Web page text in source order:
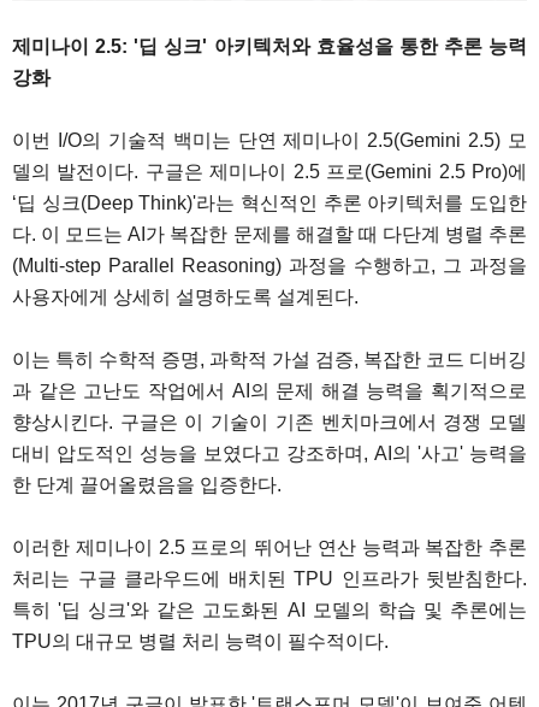
제미나이 2.5: '딥 싱크' 아키텍처와 효율성을 통한 추론 능력
강화
이번 I/O의 기술적 백미는 단연 제미나이 2.5(Gemini 2.5) 모
델의 발전이다. 구글은 제미나이 2.5 프로(Gemini 2.5 Pro)에
‘딥 싱크(Deep Think)'라는 혁신적인 추론 아키텍처를 도입한
다. 이 모드는 AI가 복잡한 문제를 해결할 때 다단계 병렬 추론
(Multi-step Parallel Reasoning) 과정을 수행하고, 그 과정을
사용자에게 상세히 설명하도록 설계된다.
이는 특히 수학적 증명, 과학적 가설 검증, 복잡한 코드 디버깅
과 같은 고난도 작업에서 AI의 문제 해결 능력을 획기적으로
향상시킨다. 구글은 이 기술이 기존 벤치마크에서 경쟁 모델
대비 압도적인 성능을 보였다고 강조하며, AI의 '사고' 능력을
한 단계 끌어올렸음을 입증한다.
이러한 제미나이 2.5 프로의 뛰어난 연산 능력과 복잡한 추론
처리는 구글 클라우드에 배치된 TPU 인프라가 뒷받침한다.
특히 '딥 싱크'와 같은 고도화된 AI 모델의 학습 및 추론에는
TPU의 대규모 병렬 처리 능력이 필수적이다.